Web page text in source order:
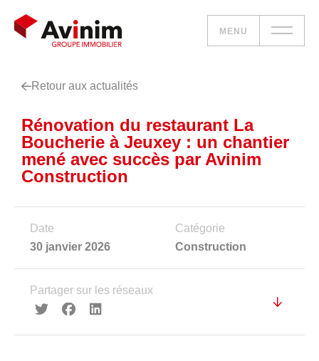
MENU
Vos besoins
Nos solutions
Le groupe
Réalisations
Nous rejoindre
Accueil
Retour aux actualités
Rénovation du restaurant La
Boucherie à Jeuxey : un chantier
mené avec succès par Avinim
Construction
Date
30 janvier 2026
Catégorie
Construction
Partager sur les réseaux